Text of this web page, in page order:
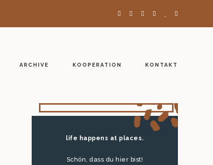
ARCHIVE KOOPERATION KONTAKT
life happens at places.
Schön, dass du hier bist!